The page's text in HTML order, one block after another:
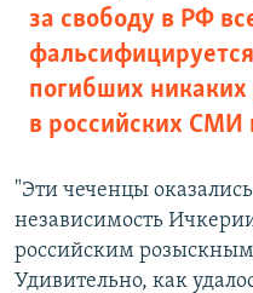
за свободу в РФ
погибших
в российских СМИ
"Эти чеченцы
независимость
российским
Удивительно, как